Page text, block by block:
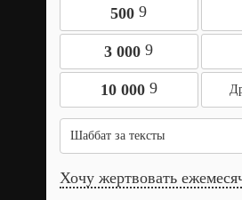
500 9
3 000 9
10 000 9
Шаббат за тексты
Хочу жертвовать